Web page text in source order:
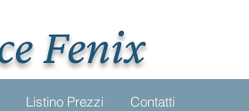
Fenix
Listino Prezzi Contatti